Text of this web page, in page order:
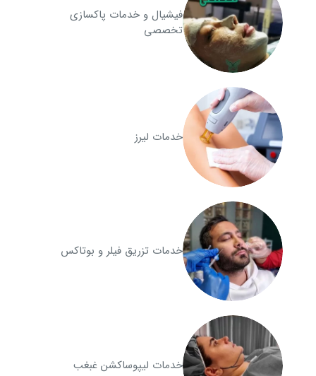
فیشیال و خدمات پاکسازی
تخصصی
خدمات لیرز
خدمات تزریق فیلر و بوتاکس
خدمات لیپوساکشن غبغب